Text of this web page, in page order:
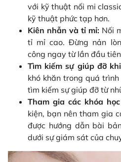
với kỹ thuật nối mi
kỹ thuật phức tạp hơn.
Kiên nhẫn và tỉ mỉ: Nối
tỉ mỉ cao. Đừng nản
công ngay từ lần đầu
Tìm kiếm sự giúp đỡ
khó khăn trong quá
tìm kiếm sự giúp đỡ từ
Tham gia các khóa
kiện, bạn nên tham gia
được hướng dẫn bài
dưới sự giám sát của